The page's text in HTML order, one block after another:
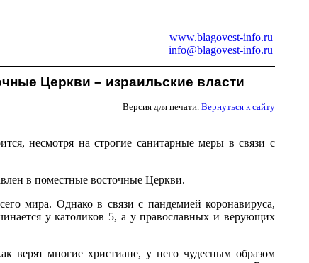
www.blagovest-info.ru
info@blagovest-info.ru
Церкви – израильские власти
Версия для печати. Вернуться к сайту
несмотря на строгие санитарные меры в связи с
в поместные восточные Церкви.
мира. Однако в связи с пандемией коронавируса,
у католиков 5, а у православных и верующих
верят многие христиане, у него чудесным образом